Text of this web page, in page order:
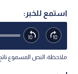
استمع للخبر:
ملاحظة: النص المسموع